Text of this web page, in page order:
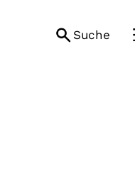
Suche